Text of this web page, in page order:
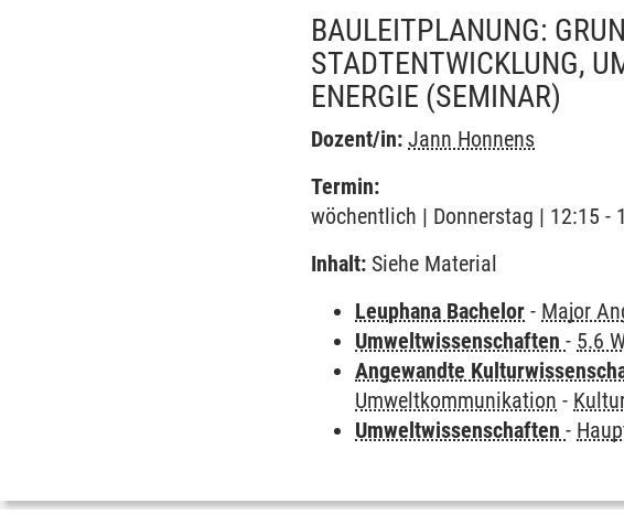
BAULEITPLANUNG:
STADTENTWICKLUNG,
ENERGIE (SEMINAR)
Dozent/in: Jann Honnens
Termin:
wöchentlich | Donnerstag | 12:15 -
Inhalt: Siehe Material
Leuphana Bachelor - Major
Umweltwissenschaften- 5.6
Angewandte
Umweltkommunikation -
Umweltwissenschaften-